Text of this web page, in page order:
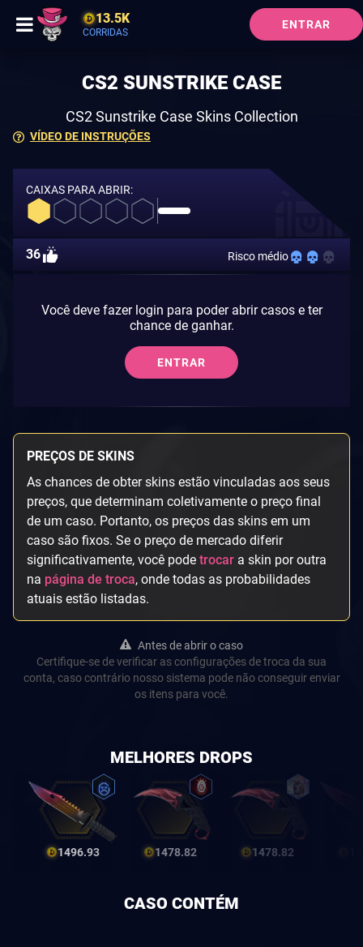
13.5K
CORRIDAS
ENTRAR
VÍDEO DE INSTRUÇÕES
CS2 SUNSTRIKE CASE
CS2 Sunstrike Case Skins Collection
CAIXAS PARA ABRIR:
36 Risco médio
Você deve fazer login para poder abrir casos e ter
chance de ganhar.
ENTRAR
PREÇOS DE SKINS
As chances de obter skins estão vinculadas aos seus
preços, que determinam coletivamente o preço final
de um caso. Portanto, os preços das skins em um
caso são fixos. Se o preço de mercado diferir
significativamente, você pode trocar a skin por outra
na página de troca, onde todas as probabilidades
atuais estão listadas.
Antes de abrir o caso
Certifique-se de verificar as configurações de troca da sua
conta, caso contrário nosso sistema pode não conseguir enviar
os itens para você.
MELHORES DROPS
1496.93 1478.82 1478.82
CASO CONTÉM